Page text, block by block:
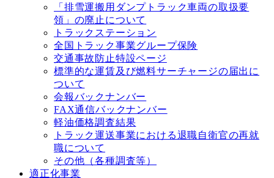
「排雪運搬用ダンプトラック車両の取扱要
領」の廃止について
トラックステーション
全国トラック事業グループ保険
交通事故防⽌特設ページ
標準的な運賃及び燃料サーチャージの届出に
ついて
会報バックナンバー
FAX通信バックナンバー
軽油価格調査結果
トラック運送事業における退職⾃衛官の再就
職について
その他（各種調査等）
適正化事業